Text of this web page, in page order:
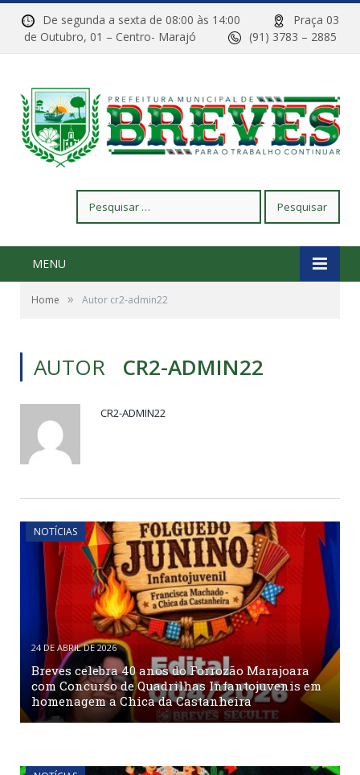
De segunda a sexta de 08:00 às 14:00
Praça 03
de Outubro, 01 – Centro- Marajó
(91) 3783 – 2885
por:
MENU
Home » Autor cr2-admin22
AUTOR CR2-ADMIN22
CR2-ADMIN22
NOTÍCIAS
24 DE ABRIL DE 2026
Breves celebra 40 anos do Forrozão Marajoara
com Concurso de Quadrilhas Infantojuvenis em
homenagem a Chica da Castanheira